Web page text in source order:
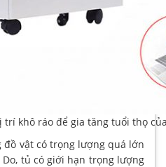
trí khô ráo để gia tăng tuổi thọ
đồ vật có trọng lượng quá lớn
tủ có giới hạn trọng lượng